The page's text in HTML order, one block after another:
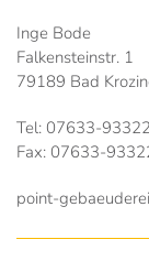
Inge Bode
Falkensteinstr. 1
79189 Bad
Tel: 07633-
Fax: 07633-
point-